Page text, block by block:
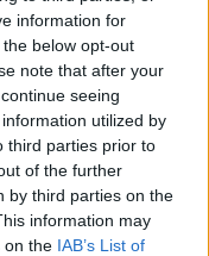
information for
below opt-out
note that after your
seeing
utilized by
third parties prior to
of the further
by third parties on the
information may
on the IAB’s List of
or Alive szériát
franchise-a
a legutóbbi epizód
stúdióval. A helyzet
már teljes
egy kis csapata a
elfoglalva.